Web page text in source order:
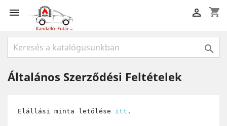
 shopping_cart


Általános Szerződési Feltételek
Elállási minta letölése itt .